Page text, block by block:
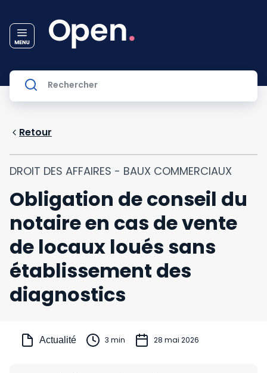
Retour
DROIT DES AFFAIRES - BAUX COMMERCIAUX
Obligation de conseil du
notaire en cas de vente
de locaux loués sans
établissement des
diagnostics
Actualité 3 min 28 mai 2026